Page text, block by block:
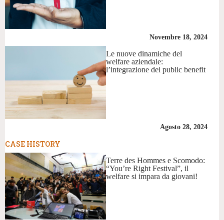
Novembre 18, 2024
Le nuove dinamiche del
welfare aziendale:
l’integrazione dei public benefit
Agosto 28, 2024
CASE HISTORY
Terre des Hommes e Scomodo:
“You’re Right Festival”, il
welfare si impara da giovani!